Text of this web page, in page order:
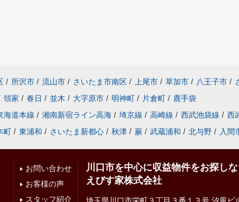
/ 所沢市 / 流山市 / さいたま市南区 / 上尾市 / 草加市 / 八王子市 /
領家 / 春日 / 並木 / 大字原市 / 明神町 / 片倉町 / 鹿手袋
海道本線 / 湘南新宿ライン高海 / 埼京線 / 高崎線 / 西武池袋線 / 西
町 / 東浦和 / さいたま新都心 / 秋津 / 蕨 / 武蔵浦和 / 北与野 / 入間
お問い合わせ
お客様の声
スタッフ紹介
川口市を中心に収益物件をお探しな
えびす家株式会社